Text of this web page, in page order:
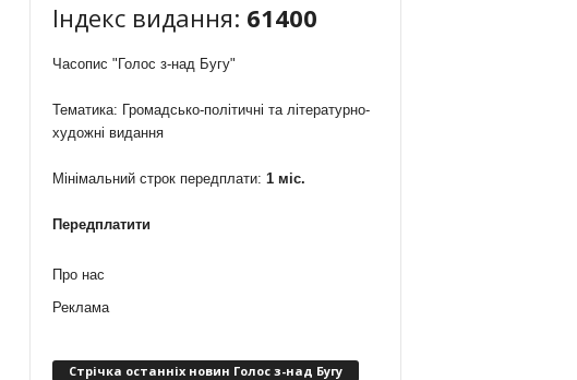
Індекс видання: 61400
Часопис "Голос з-над Бугу"
Тематика: Громадсько-політичні та літературно-
художні видання
Мінімальний строк передплати: 1 міс.
Передплатити
Про нас
Реклама
Стрічка останніх новин Голос з-над Бугу